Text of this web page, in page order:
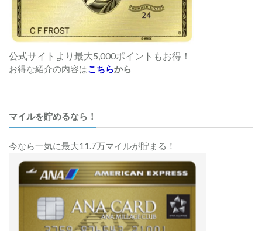
公式サイトより最大5,000ポイントもお得！
お得な紹介の内容はこちらから
マイルを貯めるなら！
今なら一気に最大11.7万マイルが貯まる！